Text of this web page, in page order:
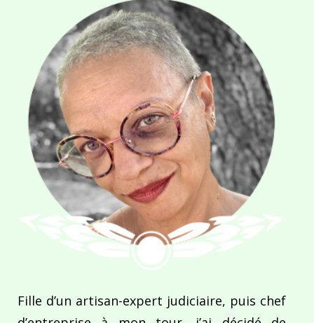
Fille d’un artisan-expert judiciaire, puis chef